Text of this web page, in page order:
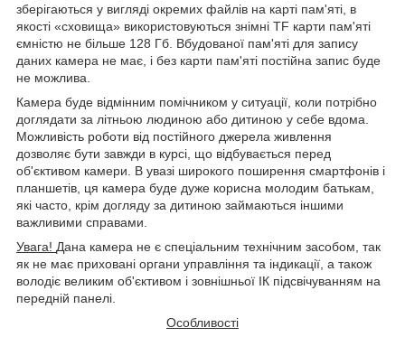
зберігаються у вигляді окремих файлів на карті пам'яті, в
якості «сховища» використовуються знімні TF карти пам'яті
ємністю не більше 128 Гб. Вбудованої пам'яті для запису
даних камера не має, і без карти пам'яті постійна запис буде
не можлива.
Камера буде відмінним помічником у ситуації, коли потрібно
доглядати за літньою людиною або дитиною у себе вдома.
Можливість роботи від постійного джерела живлення
дозволяє бути завжди в курсі, що відбувається перед
об'єктивом камери. В увазі широкого поширення смартфонів і
планшетів, ця камера буде дуже корисна молодим батькам,
які часто, крім догляду за дитиною займаються іншими
важливими справами.
Увага! Дана камера не є спеціальним технічним засобом, так
як не має приховані органи управління та індикації, а також
володіє великим об'єктивом і зовнішньої ІК підсвічуванням на
передній панелі.
Особливості